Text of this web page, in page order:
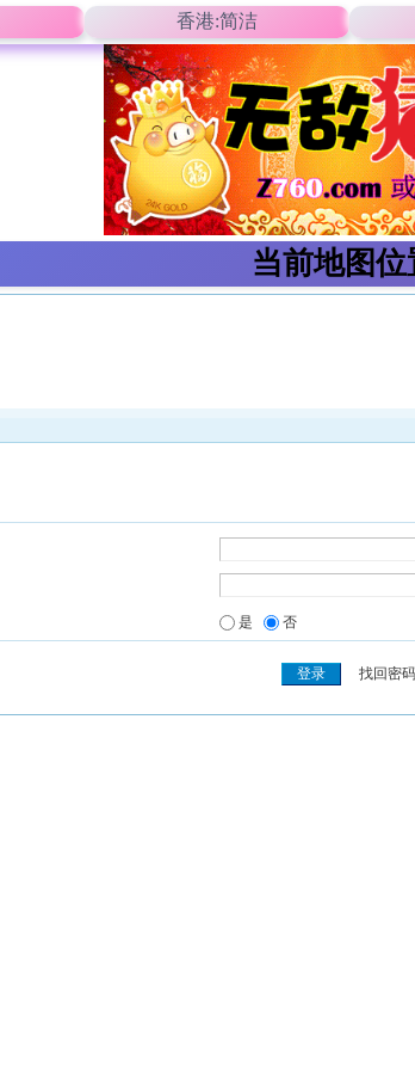
香港:简洁
当前地图位
是 否
找回密码